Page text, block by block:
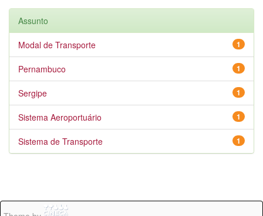
Assunto
1
Modal de Transporte
1
Pernambuco
1
Sergipe
1
Sistema Aeroportuário
1
Sistema de Transporte